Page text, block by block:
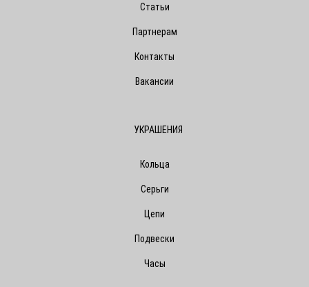
Статьи
Партнерам
Контакты
Вакансии
УКРАШЕНИЯ
Кольца
Серьги
Цепи
Подвески
Часы